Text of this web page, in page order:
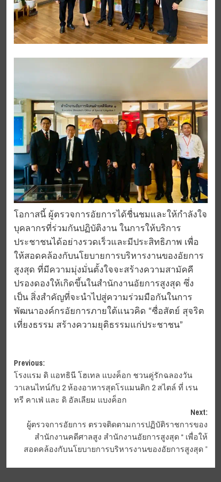
โอกาสนี้ ผู้ตรวจการอัยการได้ชื่นชมและให้กำลังใจ
บุคลากรที่ร่วมกันปฏิบัติงาน ในการให้บริการ
ประชาชนได้อย่างรวดเร็วและมีประสิทธิภาพ เพื่อ
ให้สอดคล้องกับนโยบายการบริหารงานของอัยการ
สูงสุด ที่มีความมุ่งมั่นตั้งใจจะสร้างความสามัคคี
ปรองดองให้เกิดขึ้นในสำนักงานอัยการสูงสุด ซึ่ง
เป็น สิ่งสำคัญที่จะนำไปสู่ความร่วมมือกันในการ
พัฒนาองค์กรอัยการภายใต้แนวคิด “ซื่อสัตย์ สุจริต
เที่ยงธรรม สร้างความยุติธรรมแก่ประชาชน”
Post
navigation
Previous:
โรงแรม ดิ แอทธินี โฮเทล แบงค็อก ชวนคู่รักฉลองวัน
วาเลนไทน์กับ 2 ห้องอาหารสุดโรแมนติก 2 สไตล์ ที่ เรน
ทรี คาเฟ่ และ ดิ อัลเลียม แบงค็อก
Next:
ผู้ตรวจการอัยการ ตรวจติดตามการปฏิบัติราชการของ
สำนักงานคดีศาลสูง สำนักงานอัยการสูงสุด “ เพื่อให้
สอดคล้องกับนโยบายการบริหารงานของอัยการสูงสุด ”